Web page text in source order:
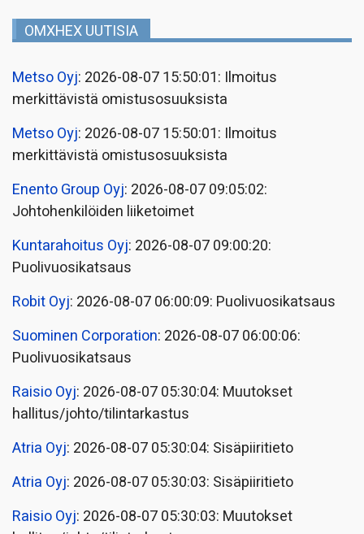
OMXHEX UUTISIA
Metso Oyj: 2026-08-07 15:50:01: Ilmoitus
merkittävistä omistusosuuksista
Metso Oyj: 2026-08-07 15:50:01: Ilmoitus
merkittävistä omistusosuuksista
Enento Group Oyj: 2026-08-07 09:05:02:
Johtohenkilöiden liiketoimet
Kuntarahoitus Oyj: 2026-08-07 09:00:20:
Puolivuosikatsaus
Robit Oyj: 2026-08-07 06:00:09: Puolivuosikatsaus
Suominen Corporation: 2026-08-07 06:00:06:
Puolivuosikatsaus
Raisio Oyj: 2026-08-07 05:30:04: Muutokset
hallitus/johto/tilintarkastus
Atria Oyj: 2026-08-07 05:30:04: Sisäpiiritieto
Atria Oyj: 2026-08-07 05:30:03: Sisäpiiritieto
Raisio Oyj: 2026-08-07 05:30:03: Muutokset